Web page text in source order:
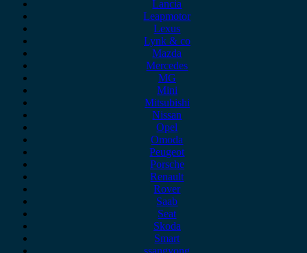
Lancia
Leapmotor
Lexus
Lynk & co
Mazda
Mercedes
MG
Mini
Mitsubishi
Nissan
Opel
Omoda
Peugeot
Porsche
Renault
Rover
Saab
Seat
Skoda
Smart
ssangyong